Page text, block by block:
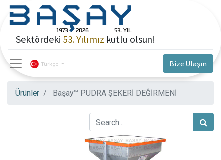
Sektördeki 53. Yılımız kutlu olsun!
Bize Ulaşın
Türkçe
Ürünler Başay™ PUDRA ŞEKERİ DEĞİRMENİ